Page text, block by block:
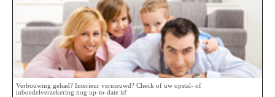
Verbouwing gehad? Interieur vernieuwd? Check of uw opstal- of
inboedelverzekering nog up-to-date is!